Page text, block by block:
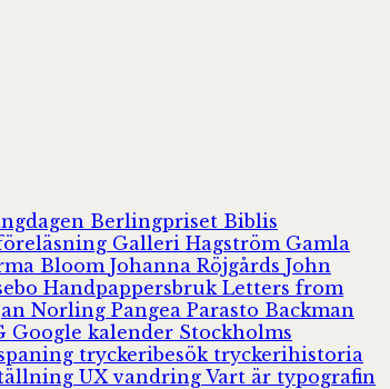
Berlingpriset Biblis
Galleri Hagström Gamla
Bloom Johanna Röjgårds John
Handpappersbruk Letters from
Norling Pangea Parasto Backman
Google kalender Stockholms
tryckeribesök tryckerihistoria
UXvandring Vart är typografin